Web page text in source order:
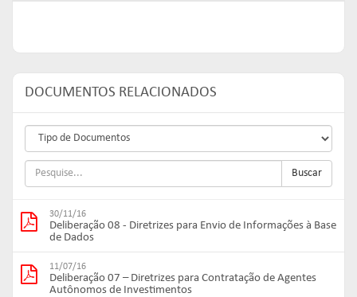
DOCUMENTOS RELACIONADOS
Buscar
30/11/16
Deliberação 08 - Diretrizes para Envio de Informações à Base
de Dados
11/07/16
Deliberação 07 – Diretrizes para Contratação de Agentes
Autônomos de Investimentos